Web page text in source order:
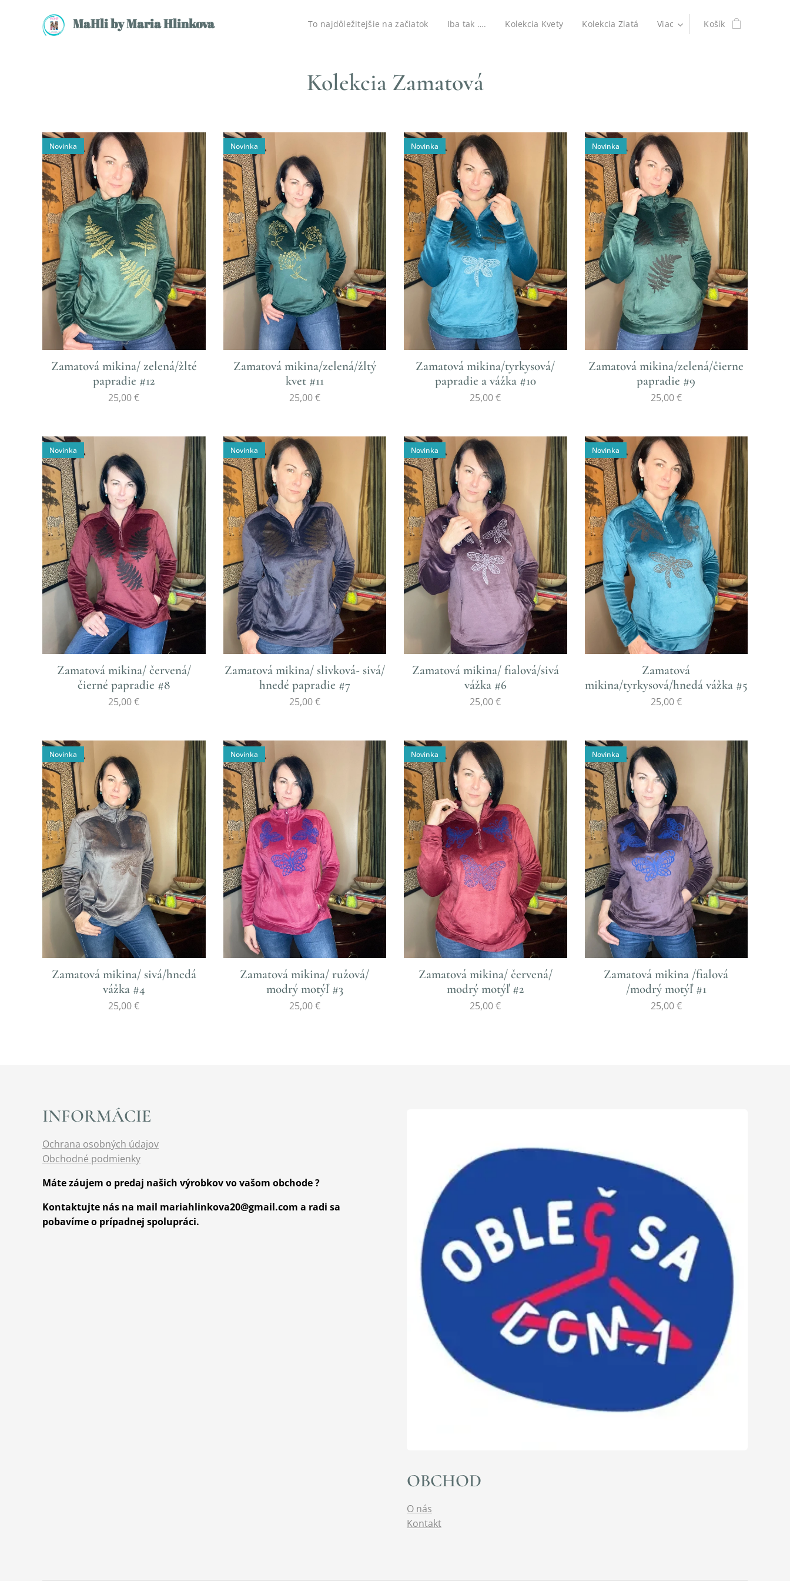
MaHli by Maria Hlinkova To najdôležitejšie na začiatok Iba tak …. Kolekcia Kvety Kolekcia Zlatá Viac Košík
Kolekcia Zamatová
Zamatová mikina/ zelená/žlté
papradie #12
Novinka
25,00€
Zamatová mikina/zelená/žltý
kvet #11
Novinka
25,00€
Zamatová mikina/tyrkysová/
papradie a vážka #10
Novinka
25,00€
Zamatová mikina/zelená/čierne
papradie #9
Novinka
25,00€
Zamatová mikina/ červená/
čierné papradie #8
Novinka
25,00€
Zamatová mikina/ slivková- sivá/
hnedé papradie #7
Novinka
25,00€
Zamatová mikina/ fialová/sivá
vážka #6
Novinka
25,00€
Zamatová
mikina/tyrkysová/hnedá vážka #5
Novinka
25,00€
Zamatová mikina/ sivá/hnedá
vážka #4
Novinka
25,00€
Zamatová mikina/ ružová/
modrý motýľ #3
Novinka
25,00€
Zamatová mikina/ červená/
modrý motýľ #2
Novinka
25,00€
Zamatová mikina /fialová
/modrý motýľ #1
Novinka
25,00€
INFORMÁCIE
Ochrana osobných údajov
Obchodné podmienky
Máte záujem o predaj našich výrobkov vo vašom obchode ?
Kontaktujte nás na mail mariahlinkova20@gmail.com a radi sa
pobavíme o prípadnej spolupráci.
OBCHOD
O nás
Kontakt